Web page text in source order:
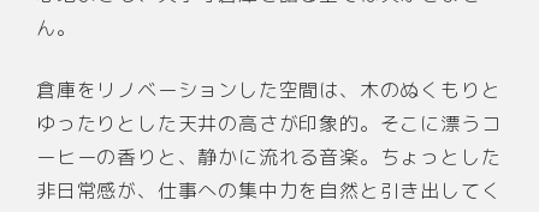
ん。
倉庫をリノベーションした空間は、木のぬくもりと
ゆったりとした天井の高さが印象的。そこに漂うコ
ーヒーの香りと、静かに流れる音楽。ちょっとした
非日常感が、仕事への集中力を自然と引き出してく